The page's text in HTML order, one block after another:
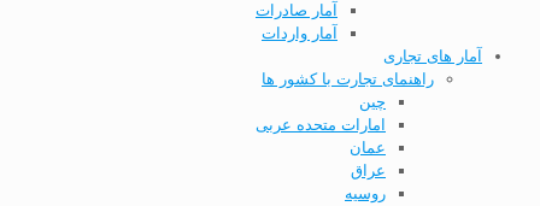
آمار صادرات
آمار واردات
آمار های تجاری
راهنمای تجارت با کشور ها
چین
امارات متحده عربی
عمان
عراق
روسیه